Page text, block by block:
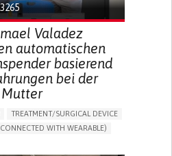
3265
Valadez
automatischen
basierend
bei der
TREATMENT/SURGICAL DEVICE
WITH WEARABLE)